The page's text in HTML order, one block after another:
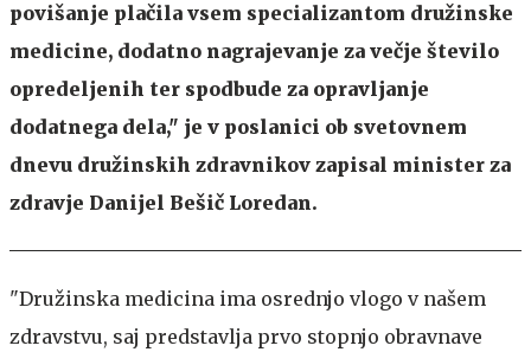
povišanje plačila vsem specializantom družinske
medicine, dodatno nagrajevanje za večje število
opredeljenih ter spodbude za opravljanje
dodatnega dela," je v poslanici ob svetovnem
dnevu družinskih zdravnikov zapisal minister za
zdravje Danijel Bešič Loredan.
"Družinska medicina ima osrednjo vlogo v našem
zdravstvu, saj predstavlja prvo stopnjo obravnave